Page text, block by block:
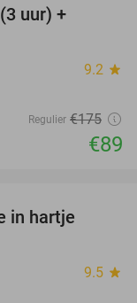
uur) +
9.2 star
Regulier €175
€89
in hartje
9.5 star